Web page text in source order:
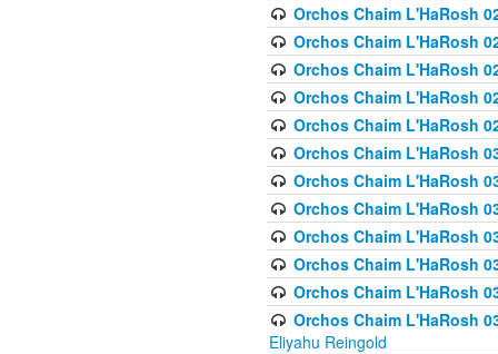
Orchos Chaim L'HaRosh
Orchos Chaim L'HaRosh
Orchos Chaim L'HaRosh
Orchos Chaim L'HaRosh
Orchos Chaim L'HaRosh
Orchos Chaim L'HaRosh
Orchos Chaim L'HaRosh
Orchos Chaim L'HaRosh
Orchos Chaim L'HaRosh
Orchos Chaim L'HaRosh
Orchos Chaim L'HaRosh
Orchos Chaim L'HaRosh
Eliyahu Reingold